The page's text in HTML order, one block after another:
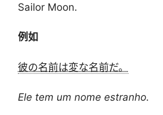
Sailor Moon.
例如
彼の名前は変な名前だ。
Ele tem um nome estranho.